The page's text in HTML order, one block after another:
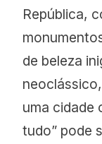
República,
de beleza
uma cidade
tudo” pode